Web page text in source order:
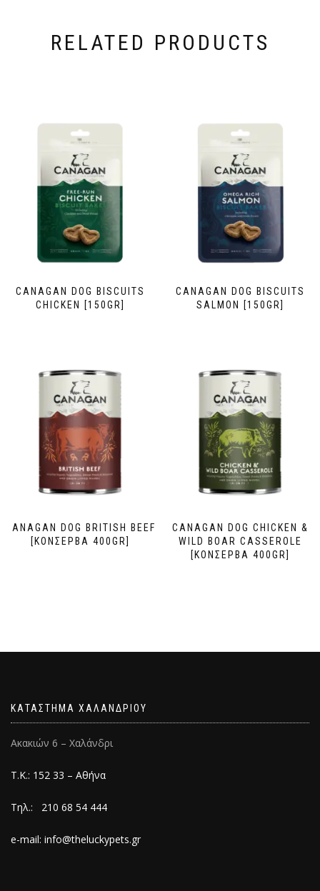
RELATED PRODUCTS
CANAGAN DOG BISCUITS
CHICKEN [150GR]
CANAGAN DOG BISCUITS
SALMON [150GR]
CANAGAN DOG BRITISH BEEF
[ΚΟΝΣΕΡΒΑ 400GR]
CANAGAN DOG CHICKEN &
WILD BOAR CASSEROLE
[ΚΟΝΣΕΡΒΑ 400GR]
ΚΑΤΑΣΤΗΜΑ ΧΑΛΑΝΔΡΙΟΥ
Ακακιών 6 – Χαλάνδρι
Τ.Κ.: 152 33 – Αθήνα
Τηλ.: 210 68 54 444
e-mail: info@theluckypets.gr